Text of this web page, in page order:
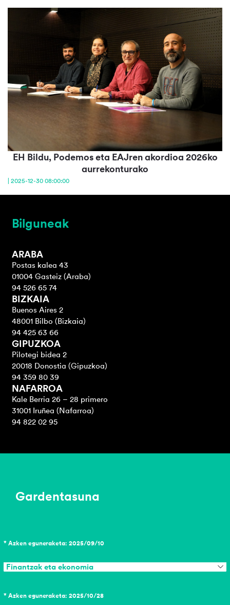
EH Bildu, Podemos eta EAJren akordioa 2026ko
aurrekonturako
| 2025-12-30 08:00:00
Bilguneak
ARABA
Postas kalea 43
01004 Gasteiz (Araba)
94 526 65 74
BIZKAIA
Buenos Aires 2
48001 Bilbo (Bizkaia)
94 425 63 66
GIPUZKOA
Pilotegi bidea 2
20018 Donostia (Gipuzkoa)
94 359 80 39
NAFARROA
Kale Berria 26 – 28 primero
31001 Iruñea (Nafarroa)
94 822 02 95
Gardentasuna
* Azken eguneraketa: 2025/09/10
Finantzak eta ekonomia
* Azken eguneraketa: 2025/10/28